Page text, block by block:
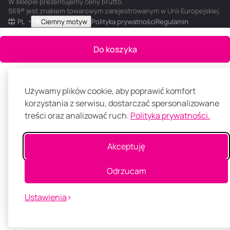
Używamy plików cookie, aby poprawić komfort
korzystania z serwisu, dostarczać spersonalizowane
treści oraz analizować ruch. Polityka prywatności.
Akceptuję
Odrzucam
Ustawienia
Do koszyka
Główna Koszyk Panel klienta
S69® jest znakiem towarowym zarejestrowanym w Unii Europejskiej.
PL
Ciemny motyw Polityka prywatnościRegulamin